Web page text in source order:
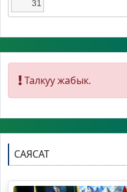
31
Талкуу жабык.
САЯСАТ